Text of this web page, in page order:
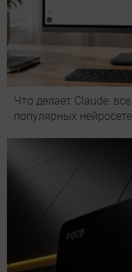
Что делает Сlaude:
популярных